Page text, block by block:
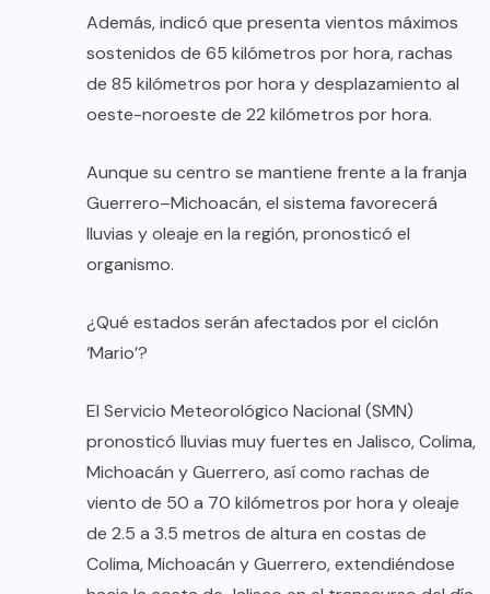
Además, indicó que presenta vientos máximos
sostenidos de 65 kilómetros por hora, rachas
de 85 kilómetros por hora y desplazamiento al
oeste-noroeste de 22 kilómetros por hora.
Aunque su centro se mantiene frente a la franja
Guerrero–Michoacán, el sistema favorecerá
lluvias y oleaje en la región, pronosticó el
organismo.
¿Qué estados serán afectados por el ciclón
‘Mario’?
El Servicio Meteorológico Nacional (SMN)
pronosticó lluvias muy fuertes en Jalisco, Colima,
Michoacán y Guerrero, así como rachas de
viento de 50 a 70 kilómetros por hora y oleaje
de 2.5 a 3.5 metros de altura en costas de
Colima, Michoacán y Guerrero, extendiéndose